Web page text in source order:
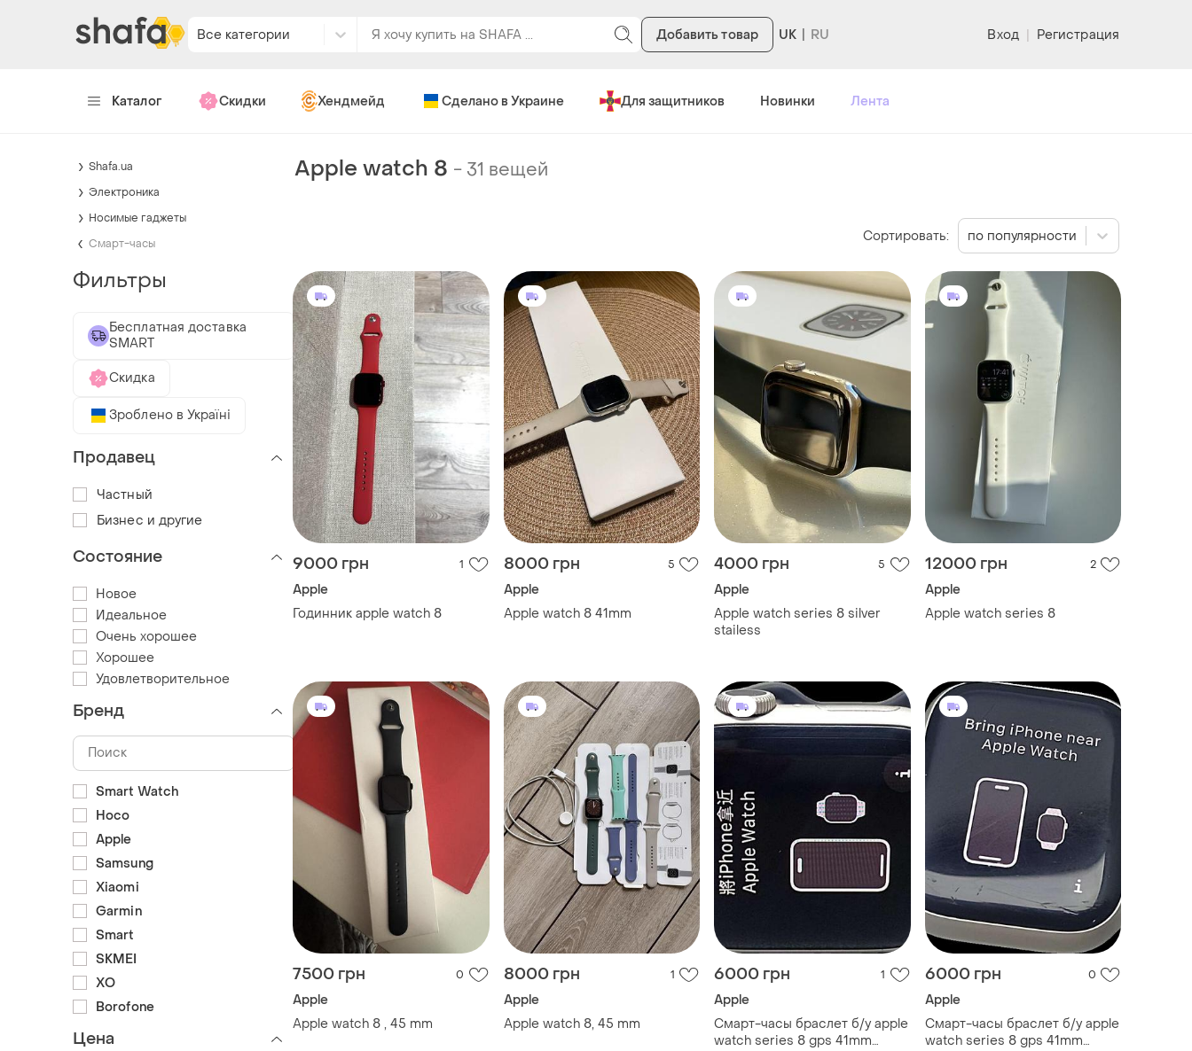
Все категории Добавить товар UK Вход | Регистрация
Каталог Скидки Хендмейд Сделано в Украине Для защитников Новинки Лента
Apple watch 8 - 31 вещей
9000 грн 1
Apple
Годинник apple watch 8
8000 грн 5
Apple
Apple watch 8 41mm
4000 грн 5
Apple
Apple watch series 8 silver
stailess
12000 грн 2
Apple
Apple watch series 8
7500 грн 0
Apple
Apple watch 8 , 45 mm
8000 грн 1
Apple
Apple watch 8, 45 mm
6000 грн 1
Apple
Смарт-часы браслет б/у apple
watch series 8 gps 41mm
6000 грн 0
Apple
Смарт-часы браслет б/у apple
watch series 8 gps 41mm
Сортировать: по популярности
Shafa.ua
Электроника
Носимые гаджеты
Смарт-часы
Фильтры
Бесплатная доставка
SMART
Скидка
Зроблено в Україні
Продавец
Частный
Бизнес и другие
Состояние
Новое
Идеальное
Очень хорошее
Хорошее
Удовлетворительное
Бренд
Smart Watch
Hoco
Apple
Samsung
Xiaomi
Garmin
Smart
SKMEI
XO
Borofone
Цена